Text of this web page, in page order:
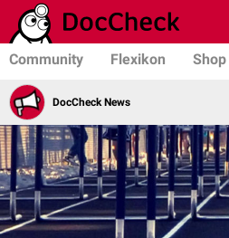
Community Flexikon Shop
DocCheck News